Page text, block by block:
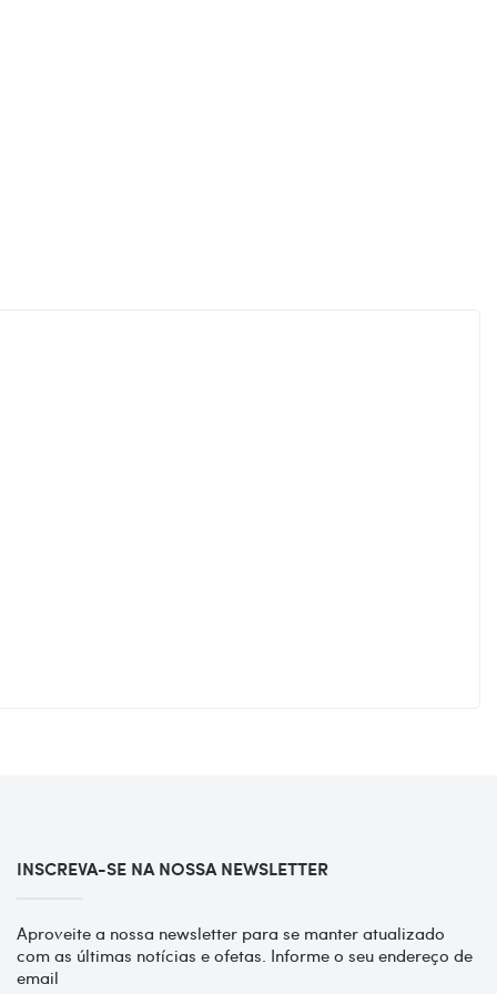
INSCREVA-SE NA NOSSA NEWSLETTER
Aproveite a nossa newsletter para se manter atualizado
com as últimas notícias e ofetas. Informe o seu endereço de
email